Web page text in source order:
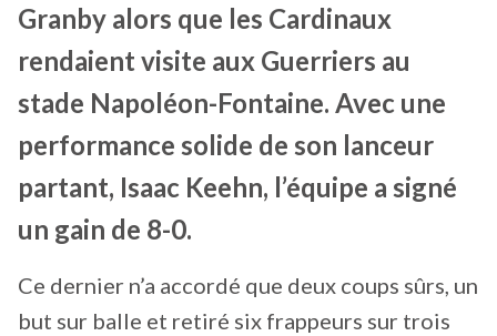
Granby alors que les Cardinaux
rendaient visite aux Guerriers au
stade Napoléon-Fontaine. Avec une
performance solide de son lanceur
partant, Isaac Keehn, l’équipe a signé
un gain de 8-0.
Ce dernier n’a accordé que deux coups sûrs, un
but sur balle et retiré six frappeurs sur trois